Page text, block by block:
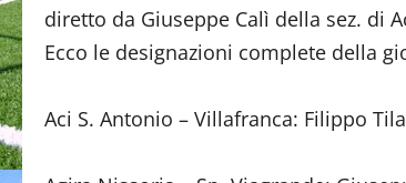
diretto da Giuseppe Calì della sez. di
Ecco le designazioni complete della
Aci S. Antonio – Villafranca: